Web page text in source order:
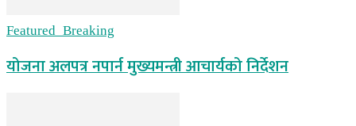
Featured_Breaking
योजना अलपत्र नपार्न मुख्यमन्त्री आचार्यको निर्देशन